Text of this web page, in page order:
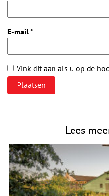
E-mail*
Vink dit aan als u op de
Lees